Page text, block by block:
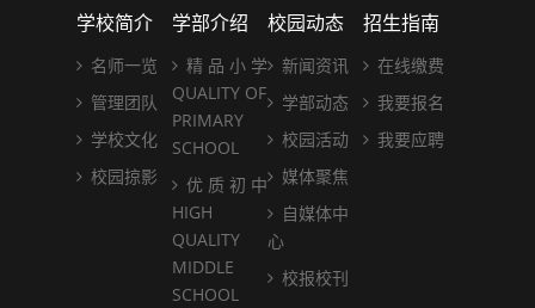
学校简介
名师一览
管理团队
学校文化
校园掠影
学部介绍
精 品 小 学
QUALITY OF
PRIMARY
SCHOOL
优 质 初 中
HIGH
QUALITY
MIDDLE
SCHOOL
校园动态
新闻资讯
学部动态
校园活动
媒体聚焦
自媒体中
心
校报校刊
招生指南
在线缴费
我要报名
我要应聘